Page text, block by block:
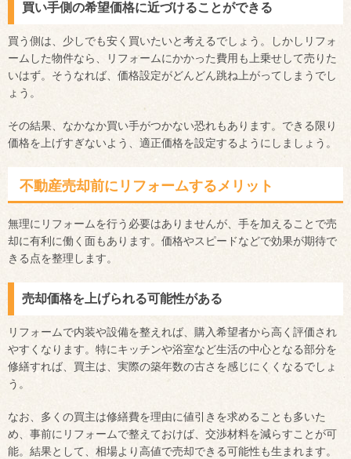
買い手側の希望価格に近づけることができる
買う側は、少しでも安く買いたいと考えるでしょう。しかしリフォ
ームした物件なら、リフォームにかかった費用も上乗せして売りた
いはず。そうなれば、価格設定がどんどん跳ね上がってしまうでし
ょう。
その結果、なかなか買い手がつかない恐れもあります。できる限り
価格を上げすぎないよう、適正価格を設定するようにしましょう。
不動産売却前にリフォームするメリット
無理にリフォームを行う必要はありませんが、手を加えることで売
却に有利に働く面もあります。価格やスピードなどで効果が期待で
きる点を整理します。
売却価格を上げられる可能性がある
リフォームで内装や設備を整えれば、購入希望者から高く評価され
やすくなります。特にキッチンや浴室など生活の中心となる部分を
修繕すれば、買主は、実際の築年数の古さを感じにくくなるでしょ
う。
なお、多くの買主は修繕費を理由に値引きを求めることも多いた
め、事前にリフォームで整えておけば、交渉材料を減らすことが可
能。結果として、相場より高値で売却できる可能性も生まれます。